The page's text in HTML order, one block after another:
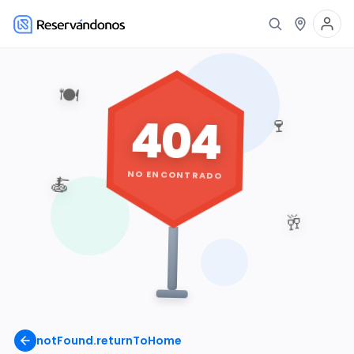
notFound.returnToHome
🍽️
🍷
🥂
🍝
404
NO ENCONTRADO